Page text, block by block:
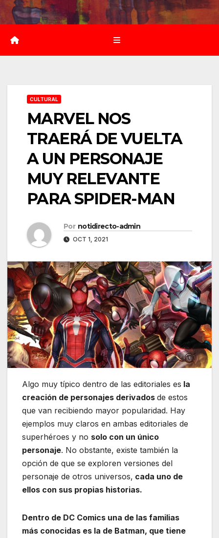
Saltar
al
contenido
CULTURAL
MARVEL NOS
TRAERÁ DE VUELTA
A UN PERSONAJE
MUY RELEVANTE
PARA SPIDER-MAN
Por notidirecto-admin
OCT 1, 2021
Algo muy típico dentro de las editoriales es la
creación de personajes derivados de estos
que van recibiendo mayor popularidad. Hay
ejemplos muy claros en ambas editoriales de
superhéroes y no solo con un único
personaje. No obstante, existe también la
opción de que se exploren versiones del
personaje de otros universos, cada uno de
ellos con sus propias historias.
Dentro de DC Comics una de las familias
más conocidas es la de Batman, que tiene